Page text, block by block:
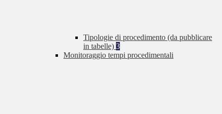
Tipologie di procedimento (da pubblicare
in tabelle) 3
Monitoraggio tempi procedimentali